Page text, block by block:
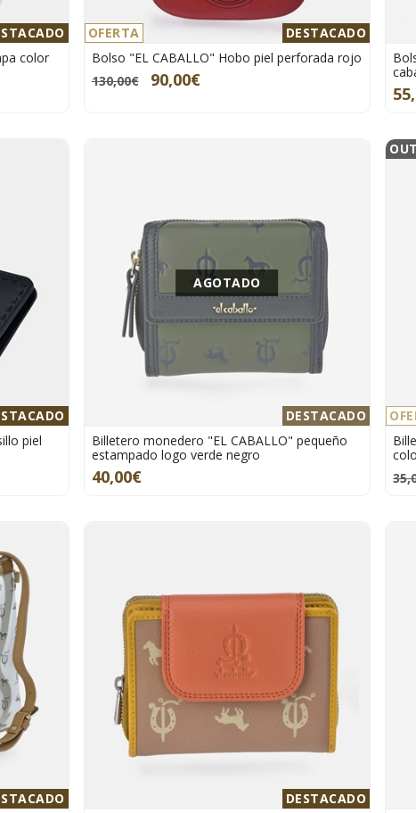
color
OFERTA DESTACADO
Bolso "EL CABALLO" Hobo piel perforada rojo
130,00€
90,00€
piel
DESTACADO
AGOTADO
Billetero monedero "EL CABALLO" pequeño
estampado logo verde negro
40,00€
DESTACADO